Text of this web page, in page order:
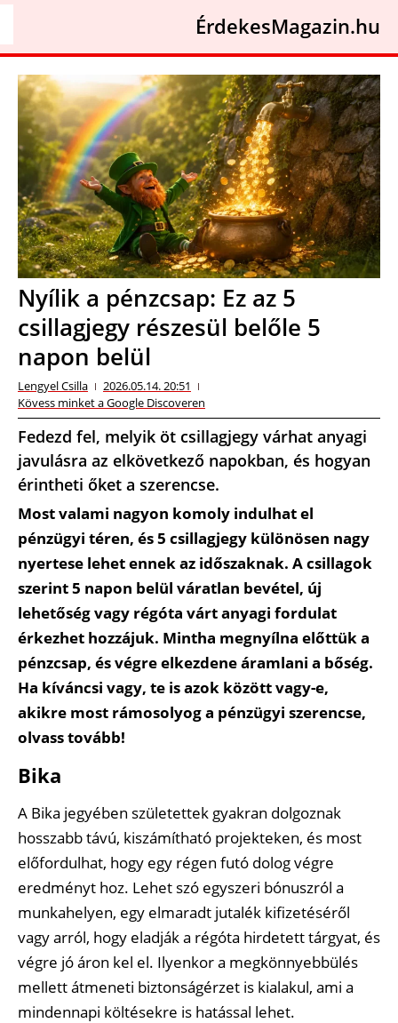
ÉrdekesMagazin.hu
Nyílik a pénzcsap: Ez az 5
csillagjegy részesül belőle 5
napon belül
Lengyel Csilla
2026.05.14. 20:51
Kövess minket a Google Discoveren
Fedezd fel, melyik öt csillagjegy várhat anyagi
javulásra az elkövetkező napokban, és hogyan
érintheti őket a szerencse.
Most valami nagyon komoly indulhat el
pénzügyi téren, és 5 csillagjegy különösen nagy
nyertese lehet ennek az időszaknak. A csillagok
szerint 5 napon belül váratlan bevétel, új
lehetőség vagy régóta várt anyagi fordulat
érkezhet hozzájuk. Mintha megnyílna előttük a
pénzcsap, és végre elkezdene áramlani a bőség.
Ha kíváncsi vagy, te is azok között vagy-e,
akikre most rámosolyog a pénzügyi szerencse,
olvass tovább!
Bika
A Bika jegyében születettek gyakran dolgoznak
hosszabb távú, kiszámítható projekteken, és most
előfordulhat, hogy egy régen futó dolog végre
eredményt hoz. Lehet szó egyszeri bónuszról a
munkahelyen, egy elmaradt jutalék kifizetéséről
vagy arról, hogy eladják a régóta hirdetett tárgyat, és
végre jó áron kel el. Ilyenkor a megkönnyebbülés
mellett átmeneti biztonságérzet is kialakul, ami a
mindennapi költésekre is hatással lehet.